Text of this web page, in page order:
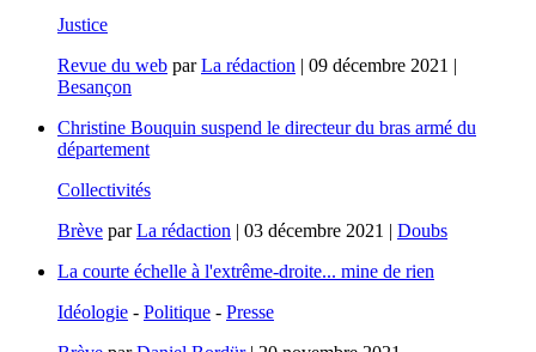
Justice
Revue du web parLa rédaction | 09 décembre 2021 |
Besançon
Christine Bouquin suspend le directeur du bras armé du
département
Collectivités
Brève parLa rédaction | 03 décembre 2021 | Doubs
La courte échelle à l'extrême-droite... mine de rien
Idéologie - Politique - Presse